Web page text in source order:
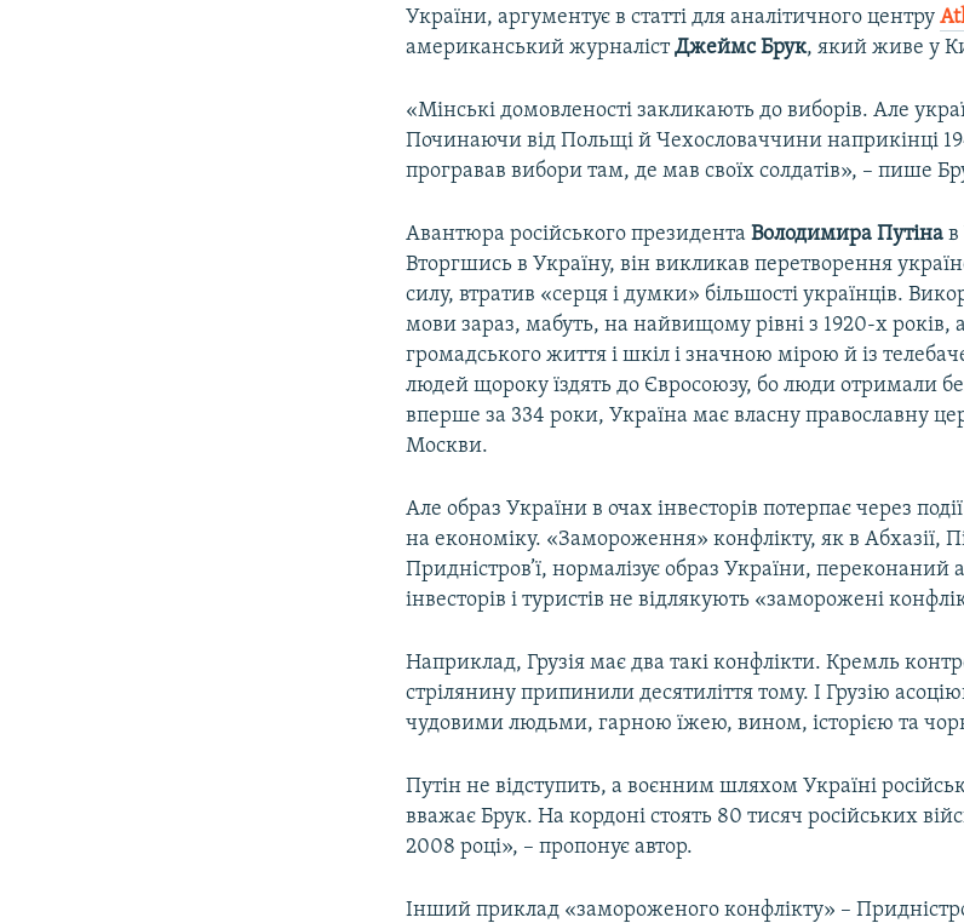
України, аргументує в статті для аналітичного центру
американський журналістДжеймс Брук, який живе у
«Мінські домовленості закликають до виборів. Але
Починаючи від Польщі й Чехословаччини наприкінці
програвав вибори там, де мав своїх солдатів», – пише
Авантюра російського президентаВолодимира Путіна в
Вторгшись в Україну, він викликав перетворення
силу, втратив «серця і думки» більшості українців.
мови зараз, мабуть, на найвищому рівні з 1920-х років,
громадського життя і шкіл і значною мірою й із
людей щороку їздять до Євросоюзу, бо люди отримали
вперше за 334 роки, Україна має власну православну
Москви.
Але образ України в очах інвесторів потерпає через
на економіку. «Замороження» конфлікту, як в Абхазії,
Придністров’ї, нормалізує образ України, переконаний
інвесторів і туристів не відлякують «заморожені
Наприклад, Грузія має два такі конфлікти. Кремль
стрілянину припинили десятиліття тому. І Грузію
чудовими людьми, гарною їжею, вином, історією та
Путін не відступить, а воєнним шляхом Україні
вважає Брук. На кордоні стоять 80 тисяч російських
2008 році», – пропонує автор.
Інший приклад «замороженого конфлікту» –